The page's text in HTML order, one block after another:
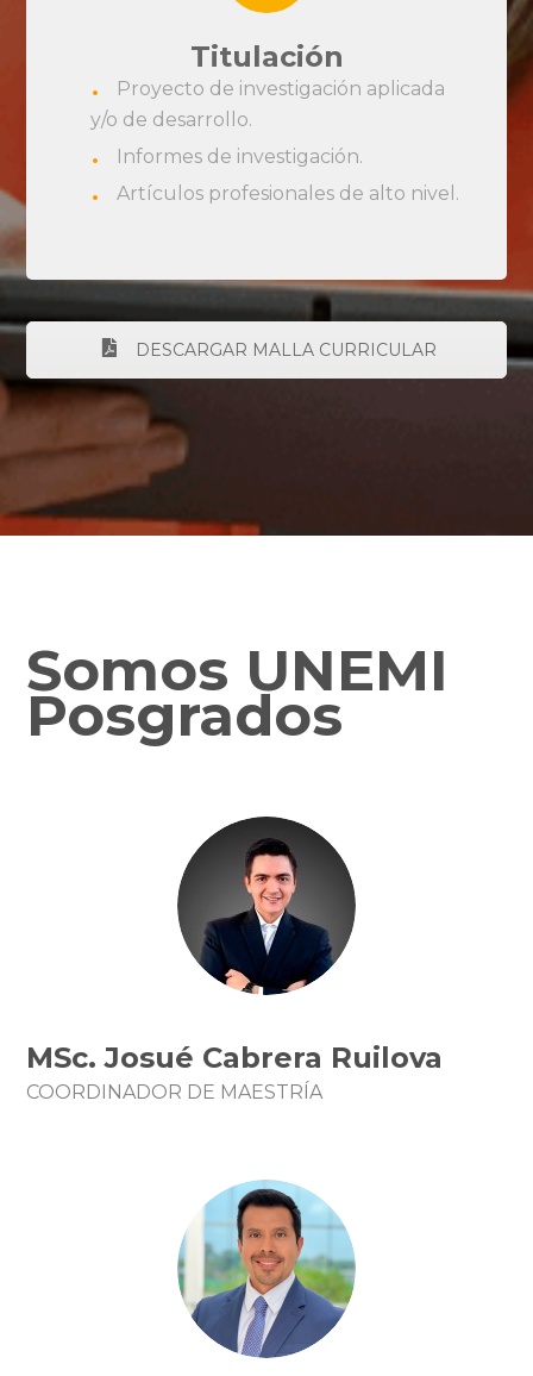
Titulación
Proyecto de investigación aplicada
y/o de desarrollo.
Informes de investigación.
Artículos profesionales de alto nivel.
DESCARGAR MALLA CURRICULAR
Somos UNEMI
Posgrados
MSc. Josué Cabrera Ruilova
COORDINADOR DE MAESTRÍA